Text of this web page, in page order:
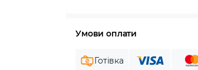
Умови оплати
Готівка